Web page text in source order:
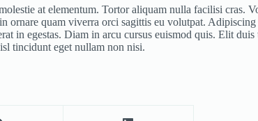
at elementum. Tortor aliquam nulla facilisi cras.
ornare quam viverra orci sagittis eu volutpat.
in egestas. Diam in arcu cursus euismod quis. Elit
tincidunt eget nullam non nisi.